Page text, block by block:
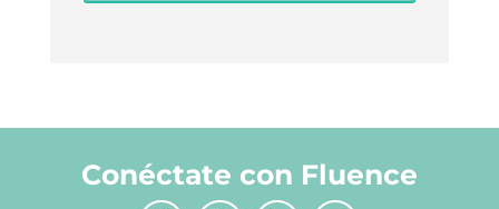
Conéctate con Fluence